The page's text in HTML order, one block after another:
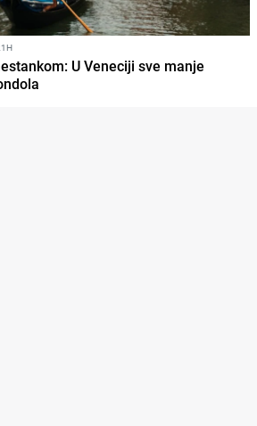
U Veneciji sve manje